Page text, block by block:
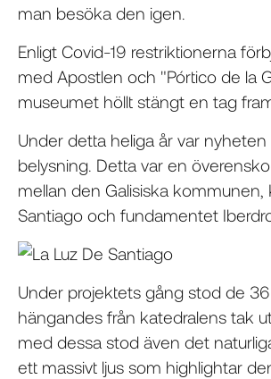
man besöka den igen.
Enligt Covid-19 restriktionerna
med Apostlen och "Pórtico de la
museumet höllt stängt en tag
Under detta heliga år var
belysning. Detta var en
mellan den Galisiska kommunen,
Santiago och fundamentet
Under projektets gång stod de
hängandes från katedralens tak
med dessa stod även det
ett massivt ljus som highlightar